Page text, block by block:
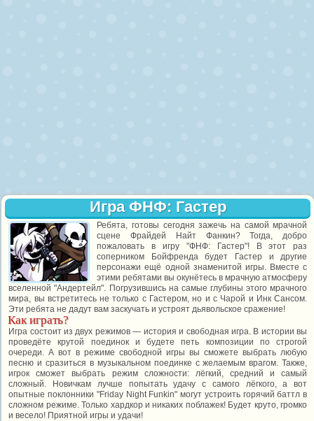
Игра ФНФ: Гастер
Ребята, готовы сегодня зажечь на самой мрачной
сцене Фрайдей Найт Фанкин? Тогда, добро
пожаловать в игру "ФНФ: Гастер"! В этот раз
соперником Бойфренда будет Гастер и другие
персонажи ещё одной знаменитой игры. Вместе с
этими ребятами вы окунётесь в мрачную атмосферу
вселенной "Андертейл". Погрузившись на самые глубины этого мрачного
мира, вы встретитесь не только с Гастером, но и с Чарой и Инк Сансом.
Эти ребята не дадут вам заскучать и устроят дьявольское сражение!
Как играть?
Игра состоит из двух режимов — история и свободная игра. В истории вы
проведёте крутой поединок и будете петь композиции по строгой
очереди. А вот в режиме свободной игры вы сможете выбрать любую
песню и сразиться в музыкальном поединке с желаемым врагом. Также,
игрок сможет выбрать режим сложности: лёгкий, средний и самый
сложный. Новичкам лучше попытать удачу с самого лёгкого, а вот
опытные поклонники "Friday Night Funkin" могут устроить горячий баттл в
сложном режиме. Только хардкор и никаких поблажек! Будет круто, громко
и весело! Приятной игры и удачи!